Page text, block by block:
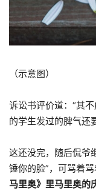
（示意图）
诉讼书评价道：“其
的学生发过的脾气还
这还没完，随后侃爷
锤你的脸”，可骂着骂
马里奥》里马里奥的